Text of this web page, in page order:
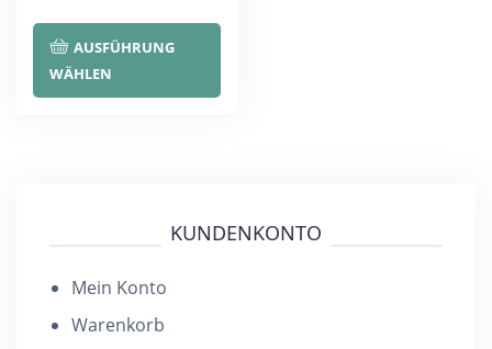
AUSFÜHRUNG
WÄHLEN
Dieses
weist
Die
KUNDENKONTO
Mein Konto
Warenkorb